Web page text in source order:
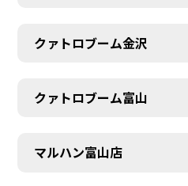
クァトロブーム金沢
クァトロブーム富山
マルハン富山店